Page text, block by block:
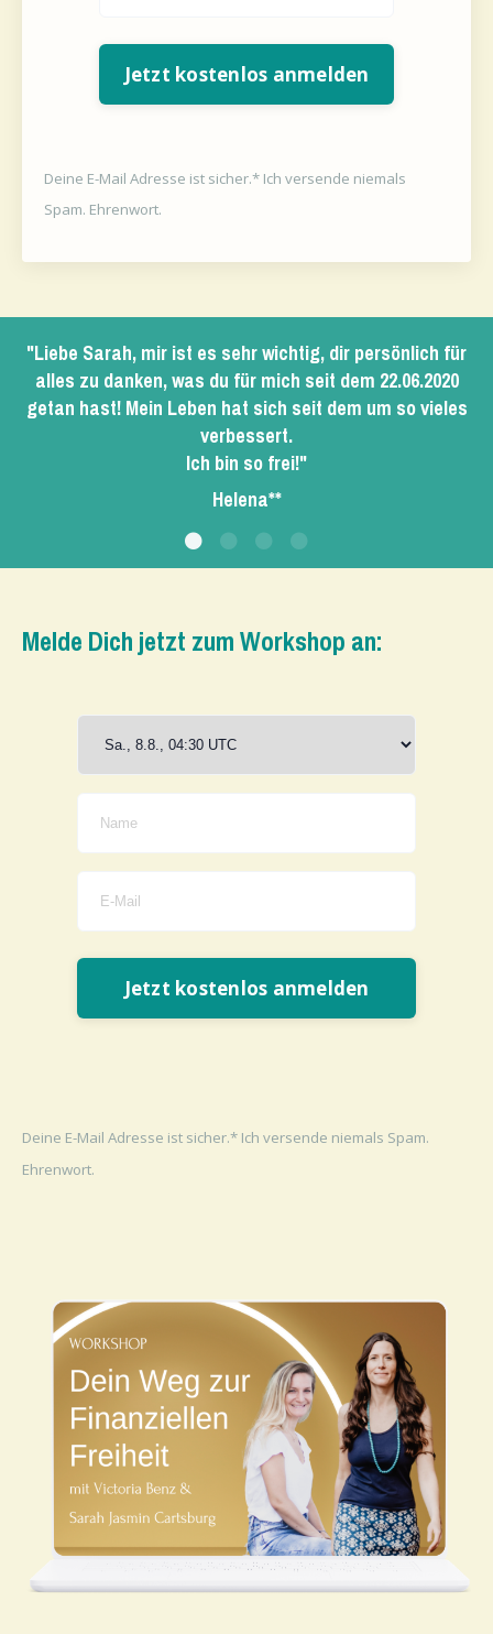
Jetzt kostenlos anmelden
Deine E-Mail Adresse ist sicher.* Ich versende niemals
Spam. Ehrenwort.
"Liebe Sarah, mir ist es sehr wichtig, dir persönlich für
alles zu danken, was du für mich seit dem 22.06.2020
getan hast! Mein Leben hat sich seit dem um so vieles
verbessert.
Ich bin so frei!"
Helena**
Melde Dich jetzt zum Workshop an:
Jetzt kostenlos anmelden
Deine E-Mail Adresse ist sicher.* Ich versende niemals Spam.
Ehrenwort.